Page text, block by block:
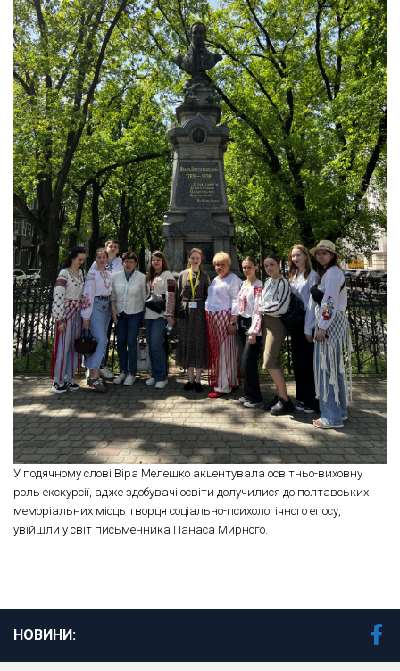
У подячному слові Віра Мелешко акцентувала освітньо-виховну
роль екскурсії, адже здобувачі освіти долучилися до полтавських
меморіальних місць творця соціально-психологічного епосу,
увійшли у світ письменника Панаса Мирного.
НОВИНИ: